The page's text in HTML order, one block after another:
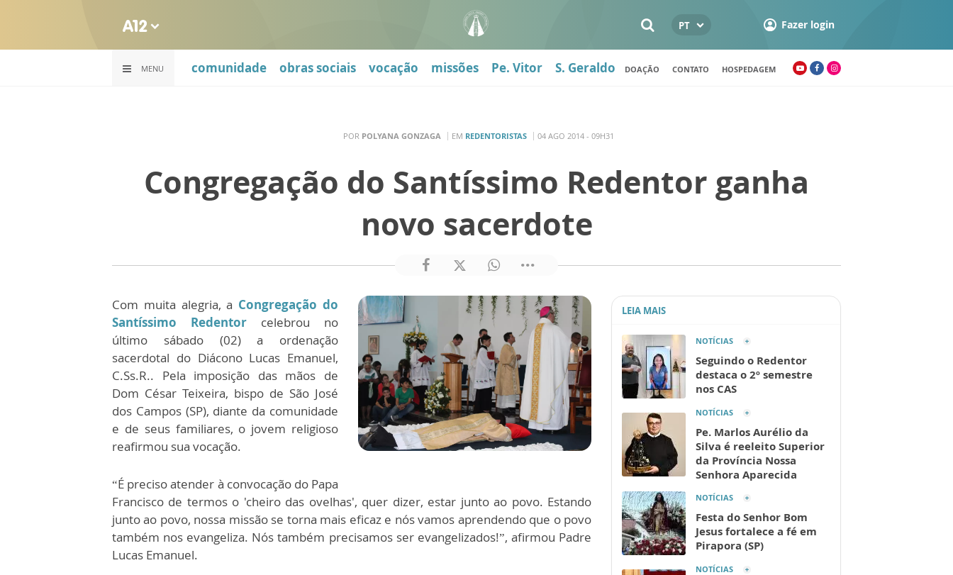
PT Fazer login
MENU comunidade obras sociais vocação missões Pe. Vitor S. Geraldo DOAÇÃO CONTATO HOSPEDAGEM
POR POLYANA GONZAGA EM REDENTORISTAS 04 AGO 2014 - 09H31
Congregação do Santíssimo Redentor ganha
novo sacerdote
Com muita alegria, a Congregação do
Santíssimo Redentor celebrou no
último sábado (02) a ordenação
sacerdotal do Diácono Lucas Emanuel,
C.Ss.R.. Pela imposição das mãos de
Dom César Teixeira, bispo de São José
dos Campos (SP), diante da comunidade
e de seus familiares, o jovem religioso
reafirmou sua vocação.
“É preciso atender à convocação do Papa
Francisco de termos o 'cheiro das ovelhas', quer dizer, estar junto ao povo. Estando
junto ao povo, nossa missão se torna mais eficaz e nós vamos aprendendo que o povo
também nos evangeliza. Nós também precisamos ser evangelizados!”, afirmou Padre
Lucas Emanuel.
LEIA MAIS
NOTÍCIAS
Seguindo o Redentor
destaca o 2º semestre
nos CAS
NOTÍCIAS
Pe. Marlos Aurélio da
Silva é reeleito Superior
da Província Nossa
Senhora Aparecida
NOTÍCIAS
Festa do Senhor Bom
Jesus fortalece a fé em
Pirapora (SP)
NOTÍCIAS